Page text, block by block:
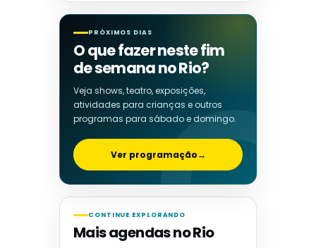
PRÓXIMOS DIAS
O que fazer neste fim
de semana no Rio?
Veja shows, teatro, exposições,
atividades para crianças e outros
programas para sábado e domingo.
Ver programação→
CONTINUE EXPLORANDO
Mais agendas no Rio